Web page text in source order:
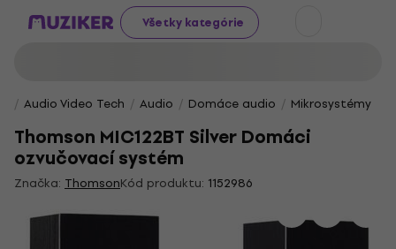
Všetky kategórie
Audio Video Tech Audio Domáce audio Mikrosystémy
Thomson MIC122BT Silver Domáci
ozvučovací systém
Značka: ThomsonKód produktu: 1152986